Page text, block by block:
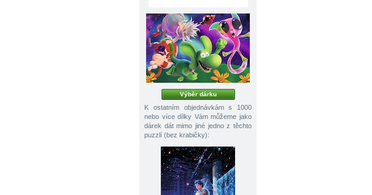
Výběr dárku
K ostatním objednávkám s 1000
nebo více dílky Vám můžeme jako
dárek dát mimo jiné jedno z těchto
puzzlí (bez krabičky):